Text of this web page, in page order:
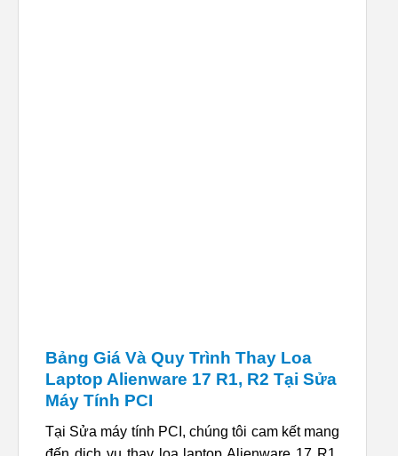
Bảng Giá Và Quy Trình Thay Loa
Laptop Alienware 17 R1, R2 Tại Sửa
Máy Tính PCI
Tại Sửa máy tính PCI, chúng tôi cam kết mang